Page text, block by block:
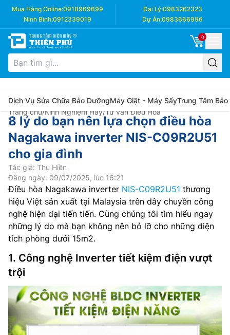
Mua Hàng Online:0918969699 Đại Lý:0983262323
Ninh Bình:0912339019 Dự Án:0983666996
0
Dịch Vụ Sửa Chữa Bảo DưỡngMáy Giặt - Máy SấyTrung Tâm Bảo
Trang chủ/Kinh Nghiệm Hay/Tư vấn Điều Hòa
8 lý do bạn nên lựa chọn điều hòa
Nagakawa inverter NIS-C09R2U51
cho gia đình
Tác giả: Thu Hiền
Đăng ngày: 09/07/2025, lúc 16:21
Điều hòa Nagakawa inverter NIS-C09R2U51 thương
hiệu Việt sản xuất tại Malaysia trên dây chuyền công
nghệ hiện đại tiến tiến. Cùng chúng tôi tìm hiểu ngay
những lý do mà bạn không nên bỏ lỡ cho những diện
tích phòng dưới 15m2.
1. Công nghệ Inverter tiết kiệm điện vượt
trội